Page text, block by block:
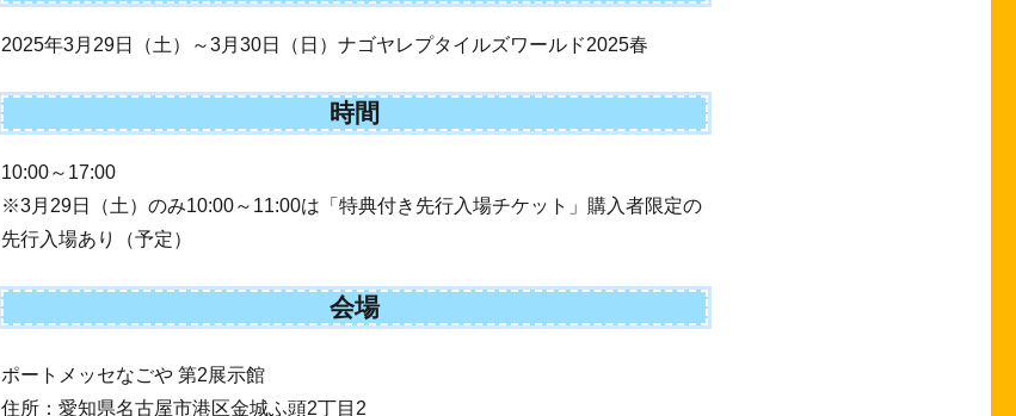
2025年3月29日（土）～3月30日（日）ナゴヤレプタイルズワールド2025春
時間
10:00～17:00
※3月29日（土）のみ10:00～11:00は「特典付き先行入場チケット」購入者限定の
先行入場あり（予定）
会場
ポートメッセなごや 第2展示館
住所：愛知県名古屋市港区金城ふ頭2丁目2